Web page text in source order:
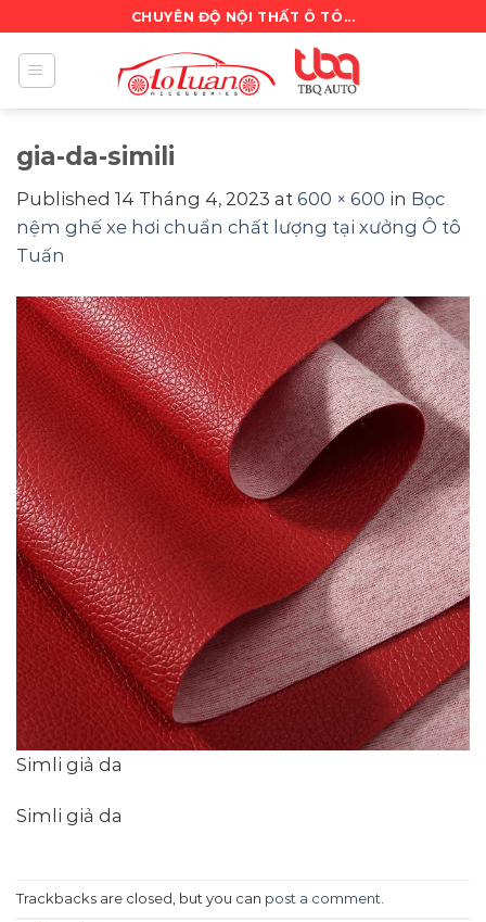
content
CHUYÊN ĐỘ NỘI THẤT Ô TÔ...
gia-da-simili
Published 14 Tháng 4, 2023 at 600 × 600 in Bọc
nệm ghế xe hơi chuẩn chất lượng tại xưởng Ô tô
Tuấn
Simli giả da
Simli giả da
Trackbacks are closed, but you can post a comment.